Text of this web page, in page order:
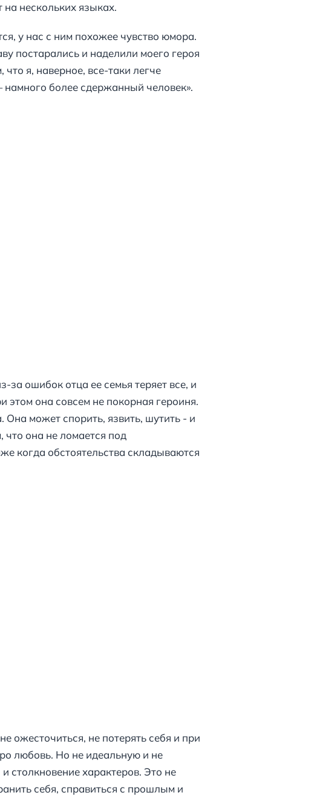
на нескольких языках.
у нас с ним похожее чувство юмора.
постарались и наделили моего героя
я, наверное, все-таки легче
более сдержанный человек».
ошибок отца ее семья теряет все, и
этом она совсем не покорная героиня.
Она может спорить, язвить, шутить - и
она не ломается под
когда обстоятельства складываются
ожесточиться, не потерять себя и при
любовь. Но не идеальную и не
столкновение характеров. Это не
себя, справиться с прошлым и